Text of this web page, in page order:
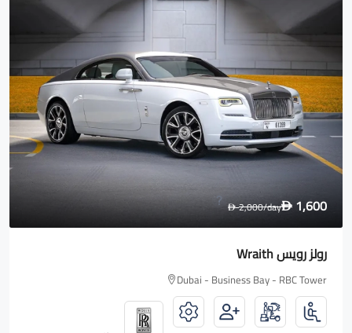
D 1,600
D2,000/day
رولز رويس Wraith
Dubai - Business Bay - RBC Tower